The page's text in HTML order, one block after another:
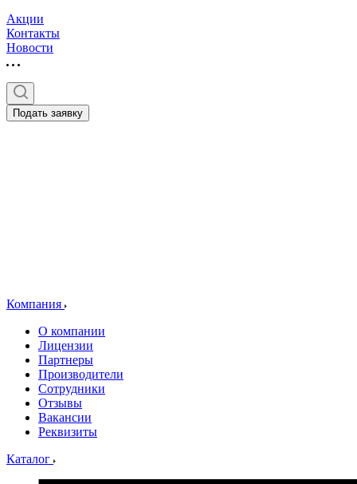
Акции
Контакты
Новости
Подать заявку
Компания
О компании
Лицензии
Партнеры
Производители
Сотрудники
Отзывы
Вакансии
Реквизиты
Каталог